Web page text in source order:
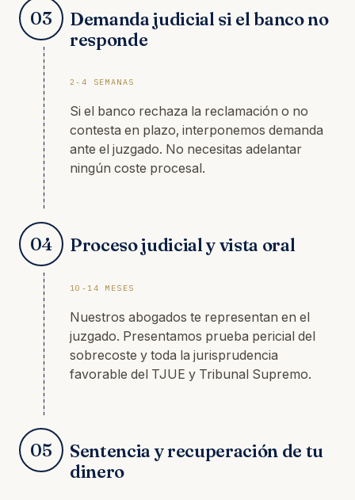
03
Demanda judicial si el banco no
responde
2-4 SEMANAS
Si el banco rechaza la reclamación o no
contesta en plazo, interponemos demanda
ante el juzgado. No necesitas adelantar
ningún coste procesal.
04 Proceso judicial y vista oral
10-14 MESES
Nuestros abogados te representan en el
juzgado. Presentamos prueba pericial del
sobrecoste y toda la jurisprudencia
favorable del TJUE y Tribunal Supremo.
05
Sentencia y recuperación de tu
dinero